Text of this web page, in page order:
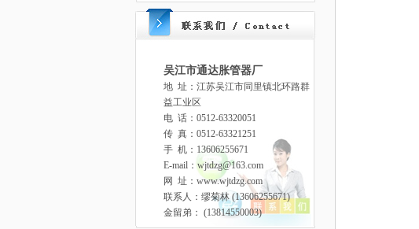
吴江市通达胀管器厂
地 址：江苏吴江市同里镇北环路群
益工业区
电 话：0512-63320051
传 真：0512-63321251
手 机：13606255671
E-mail：wjtdzg@163.com
网 址：www.wjtdzg.com
联系人：缪菊林 (13606255671)
金留弟： (13814550003)